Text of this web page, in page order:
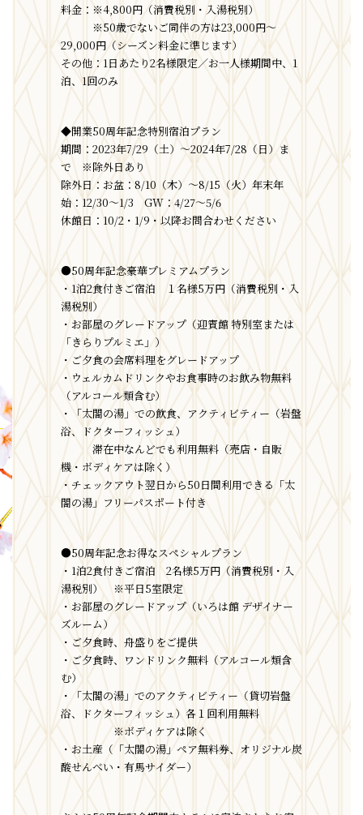
料金：※4,800円（消費税別・入湯税別）
※50歳でないご同伴の方は23,000円～
29,000円（シーズン料金に準じます）
その他：1日あたり2名様限定／お一人様期間中、1
泊、1回のみ
◆開業50周年記念特別宿泊プラン
期間：2023年7/29（土）～2024年7/28（日）ま
で ※除外日あり
除外日：お盆：8/10（木）～8/15（火）年末年
始：12/30～1/3 GW：4/27～5/6
休館日：10/2・1/9・以降お問合わせください
●50周年記念豪華プレミアムプラン
・1泊2食付きご宿泊 １名様5万円（消費税別・入
湯税別）
・お部屋のグレードアップ（迎賓館 特別室または
「きらりプルミエ」）
・ご夕食の会席料理をグレードアップ
・ウェルカムドリンクやお食事時のお飲み物無料
（アルコール類含む）
・「太閤の湯」での飲食、アクティビティー（岩盤
浴、ドクターフィッシュ）
滞在中なんどでも利用無料（売店・自販
機・ボディケアは除く）
・チェックアウト翌日から50日間利用できる「太
閤の湯」フリーパスポート付き
●50周年記念お得なスペシャルプラン
・1泊2食付きご宿泊 2名様5万円（消費税別・入
湯税別） ※平日5室限定
・お部屋のグレードアップ（いろは館 デザイナー
ズルーム）
・ご夕食時、舟盛りをご提供
・ご夕食時、ワンドリンク無料（アルコール類含
む）
・「太閤の湯」でのアクティビティー（貸切岩盤
浴、ドクターフィッシュ）各１回利用無料
※ボディケアは除く
・お土産（「太閤の湯」ペア無料券、オリジナル炭
酸せんべい・有馬サイダー）